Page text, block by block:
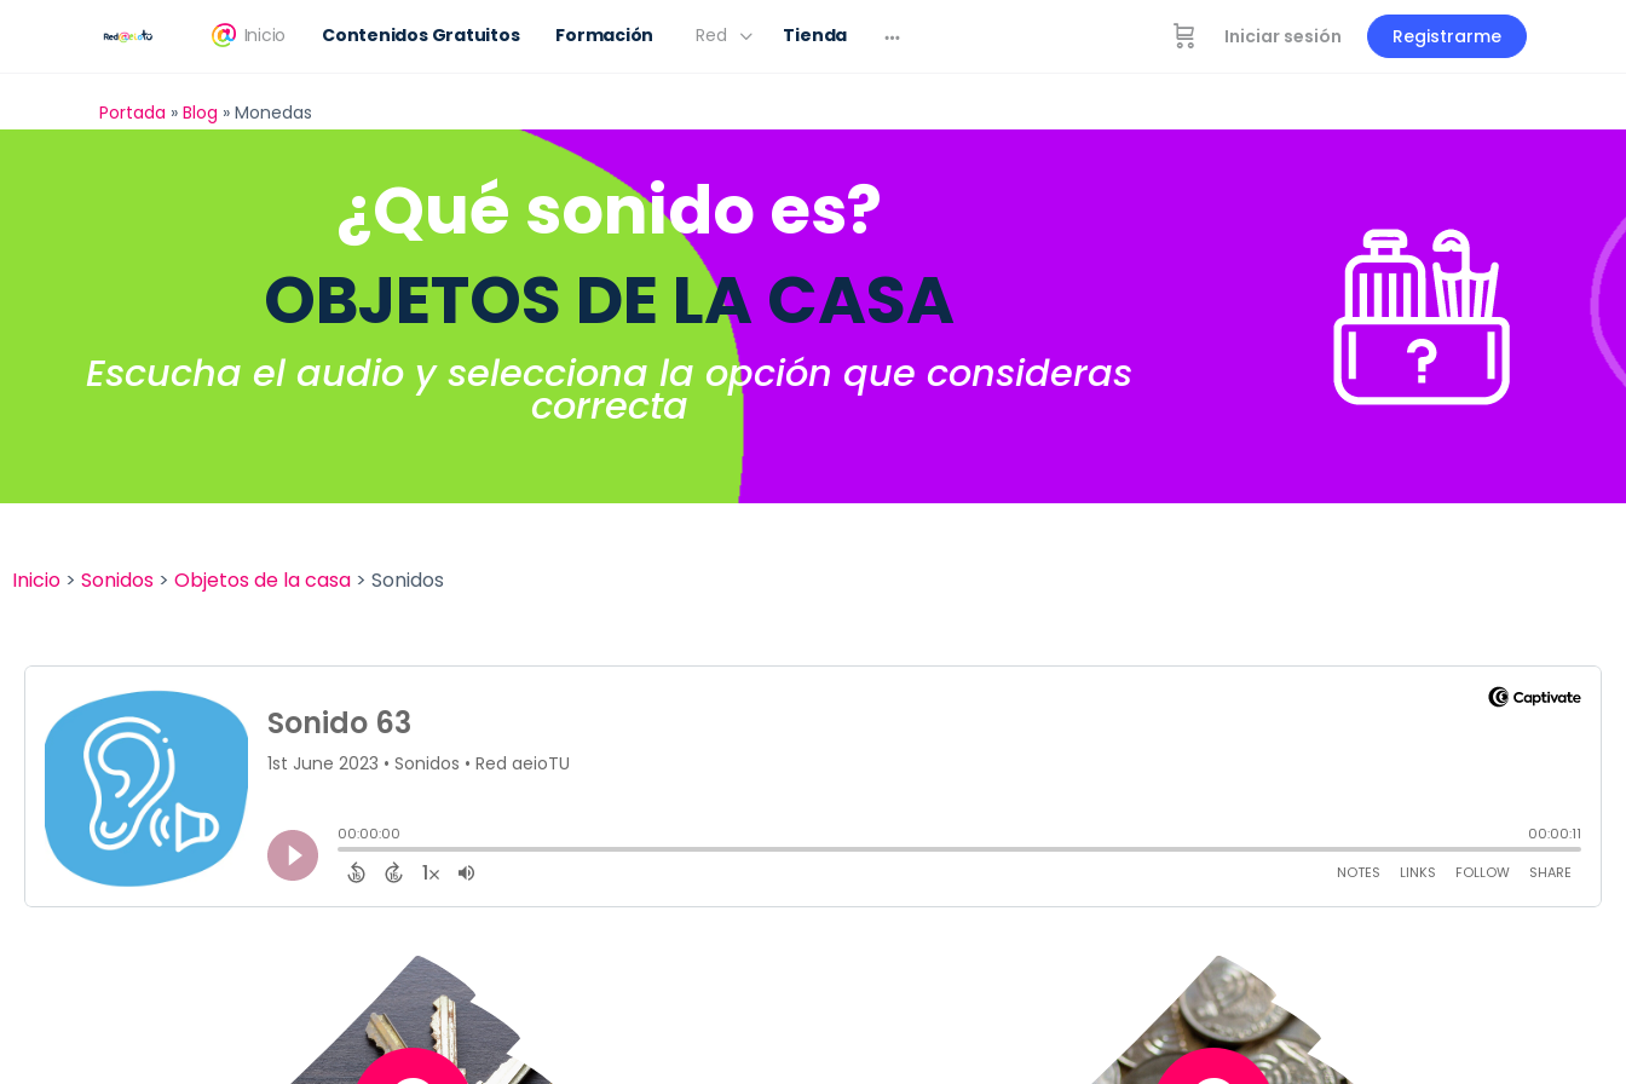
Inicio Contenidos Gratuitos Formación Red Tienda Iniciar sesión Registrarme
Portada » Blog » Monedas
¿Qué sonido es?
OBJETOS DE LA CASA
Escucha el audio y selecciona la opción que consideras
correcta
Inicio > Sonidos > Objetos de la casa > Sonidos